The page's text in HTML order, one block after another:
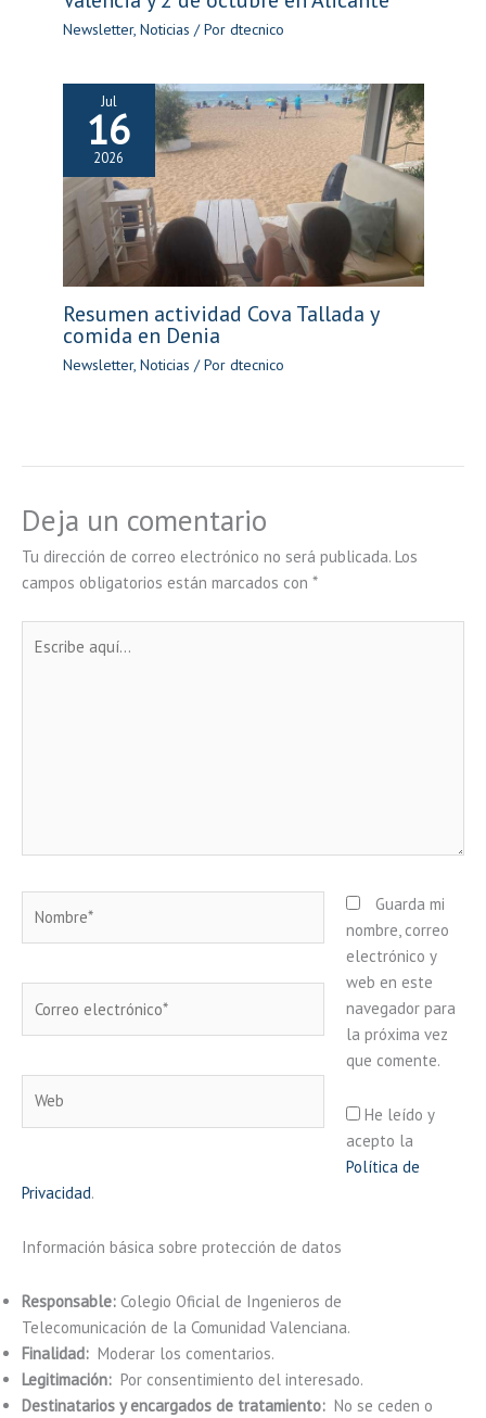
Newsletter, Noticias / Por dtecnico
Jul
16
2026
Resumen actividad Cova Tallada y
comida en Denia
Newsletter, Noticias / Por dtecnico
Deja un comentario
Tu dirección de correo electrónico no será publicada. Los
campos obligatorios están marcados con *
aquí...
electrónico*
Guarda mi
nombre, correo
electrónico y
web en este
navegador para
la próxima vez
que comente.
He leído y
acepto la
Política de
Privacidad.
Información básica sobre protección de datos
Responsable: Colegio Oficial de Ingenieros de
Telecomunicación de la Comunidad Valenciana.
Finalidad: Moderar los comentarios.
Legitimación: Por consentimiento del interesado.
Destinatarios y encargados de tratamiento: No se ceden o